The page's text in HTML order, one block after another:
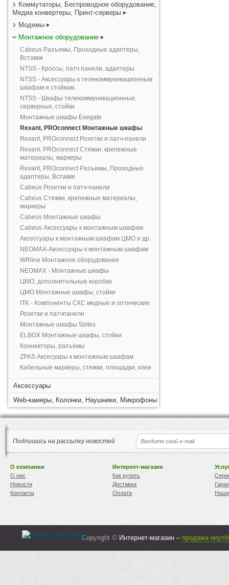
Коммутаторы, Беспроводное оборудование,
Медиа конвертеры, Принт-серверы
Модемы
Монтажное оборудование
Cabeus Разъемы, Проходные адаптеры,
Вставки
NTSS - Кроссы, патч панели, адаптеры
NTSS - Аксессуары к телекоммуникационным
шкафам и стойкам.
NTSS - Шкафы телекоммуникационные,
серверные, стойки
Монтажные шкафы Exegate
Rexant, PROconnect Монтажные шкафы
Rexant, PROconnect Розетки и патч-панели
Rexant, PROconnect Стяжки, крепежные
материалы, маркеры
Rexant, PROconnect Разъемы, Проходные
адаптеры, Вставки
Cabeus Розетки и патч-панели
Cabeus Стяжки, крепежные материалы,
маркеры
Cabeus Монтажные шкафы
Cabeus Аксессуары к монтажным шкафам
Аксессуары к монтажным шкафам ЦМО и др.
NEOMAX-Аксессуары к монтажным шкафам
WRline Монтажное оборудование
NEOMAX - Монтажные шкафы
ЦМО, дополнительные коробки
ЦМО Монтажные шкафы, стойки
ITK - Компоненты СКС медные и оптические
Розетки и патчпанели
Монтажные шкафы 5bites
ELBOX Монтажные шкафы, стойки
Коннекторы, разъёмы
ZPAS Аксесуары к монтажным шкафам
Кабельные маркеры, стяжки, площадки, клеи
Аксессуары
Web-камеры, Колонки, Наушники, Микрофоны
Подпишись на рассылку новостей
О компании
О нас
Новости
Контакты
Интернет-магазин
Как купить
Доставка
Оплата
Copyright © Интернет-магазин – продажа